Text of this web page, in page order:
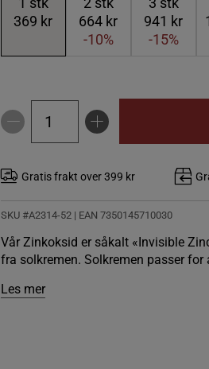
369 kr
664 kr
-10%
941 kr
-15%
Gratis frakt over 399 kr
SKU #A2314-52 | EAN 7350145710030
Vår Zinkoksid er såkalt «Invisible
fra solkremen. Solkremen passer for
Les mer